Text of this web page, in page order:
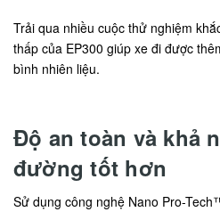
Trải qua nhiều cuộc thử nghiệm
thấp của EP300 giúp xe đi được
bình nhiên liệu.
Độ an toàn và khả
đường tốt hơn
Sử dụng công nghệ Nano Pro-